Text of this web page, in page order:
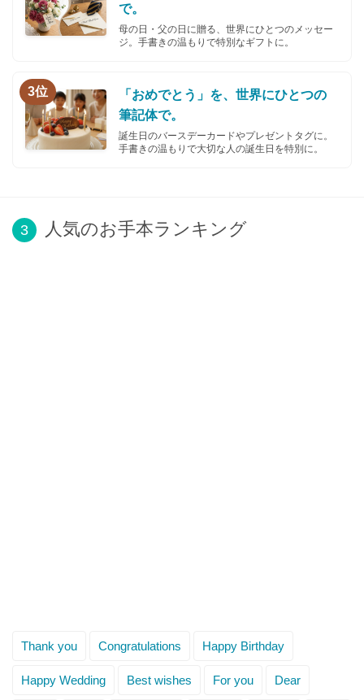
で。
母の日・父の日に贈る、世界にひとつのメッセー
ジ。手書きの温もりで特別なギフトに。
3位
「おめでとう」を、世界にひとつの
筆記体で。
誕生日のバースデーカードやプレゼントタグに。
手書きの温もりで大切な人の誕生日を特別に。
3 人気のお手本ランキング
Thank you Congratulations Happy Birthday
Happy Wedding Best wishes For you Dear